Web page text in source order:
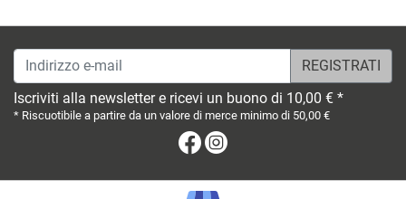
Indirizzo e-mail
Iscriviti alla newsletter e ricevi un buono di 10,00 € *
* Riscuotibile a partire da un valore di merce minimo di 50,00 €
Facebook